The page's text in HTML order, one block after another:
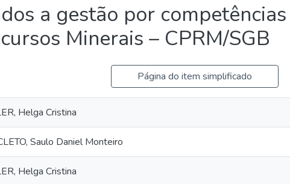
a gestão por
Minerais – CPRM/SGB
Página do item simplificado
Helga Cristina
Saulo Daniel Monteiro
Helga Cristina